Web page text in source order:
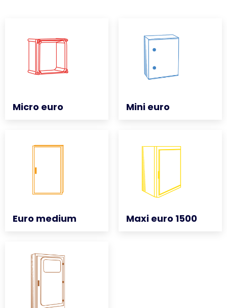
Micro euro
Micro euro Mini euro
Mini euro
Euro medium
Euro medium Maxi euro 1500
Maxi euro 1500